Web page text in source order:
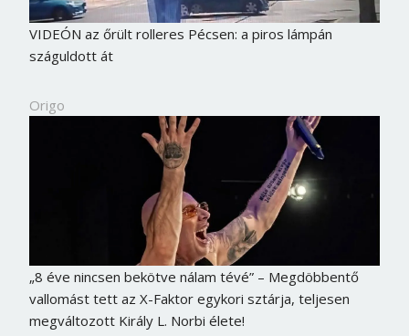
VIDEÓN az őrült rolleres Pécsen: a piros lámpán
száguldott át
Origo
„8 éve nincsen bekötve nálam tévé” – Megdöbbentő
vallomást tett az X-Faktor egykori sztárja, teljesen
megváltozott Király L. Norbi élete!